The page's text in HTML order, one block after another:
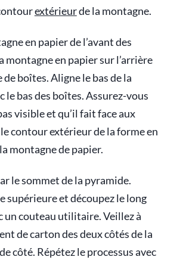
extérieurde la montagne.
en papier de l’avant des
montagne en papier sur l’arrière
boîtes. Aligne le bas de la
le bas des boîtes. Assurez-vous
visible et qu’il fait face aux
contour extérieur de la forme en
montagne de papier.
le sommet de la pyramide.
supérieure et découpez le long
un couteau utilitaire. Veillez à
de carton des deux côtés de la
côté. Répétez le processus avec